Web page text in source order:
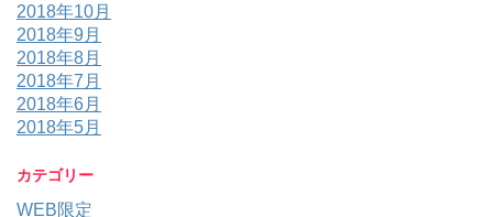
2018年10月
2018年9月
2018年8月
2018年7月
2018年6月
2018年5月
カテゴリー
WEB限定